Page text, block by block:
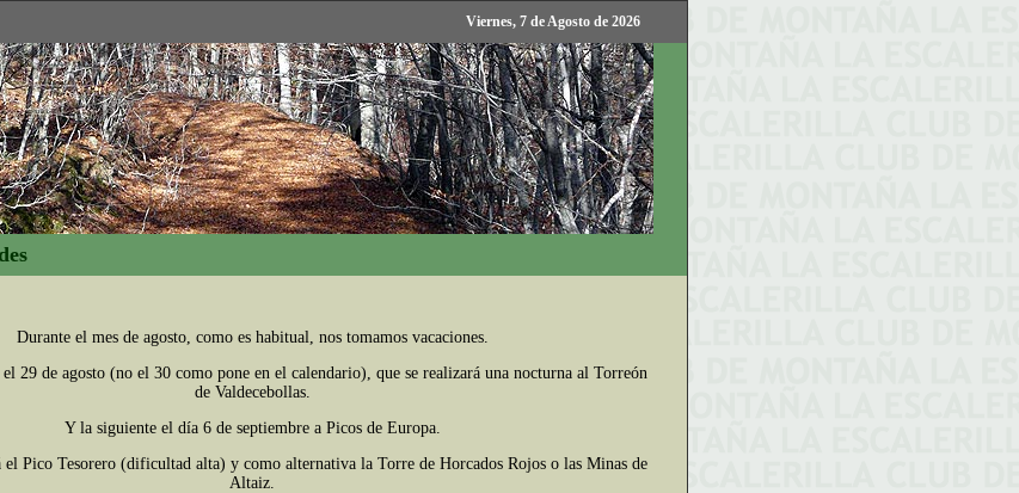
Viernes, 7 de Agosto de 2026
Durante el mes de agosto, como es habitual, nos tomamos vacaciones.
29 de agosto (no el 30 como pone en el calendario), que se realizará una nocturna al Torreón
de Valdecebollas.
Y la siguiente el día 6 de septiembre a Picos de Europa.
el Pico Tesorero (dificultad alta) y como alternativa la Torre de Horcados Rojos o las Minas de
Altaiz.